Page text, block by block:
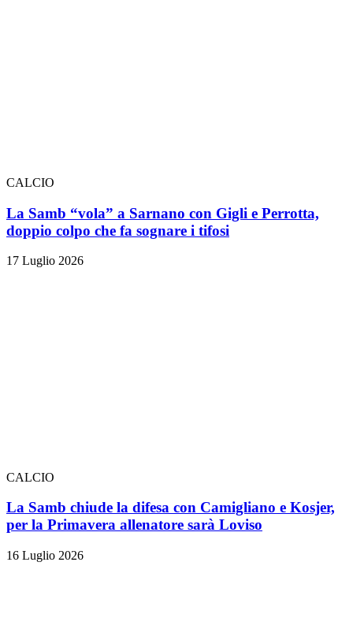
CALCIO
La Samb “vola” a Sarnano con Gigli e Perrotta,
doppio colpo che fa sognare i tifosi
17 Luglio 2026
CALCIO
La Samb chiude la difesa con Camigliano e Kosjer,
per la Primavera allenatore sarà Loviso
16 Luglio 2026